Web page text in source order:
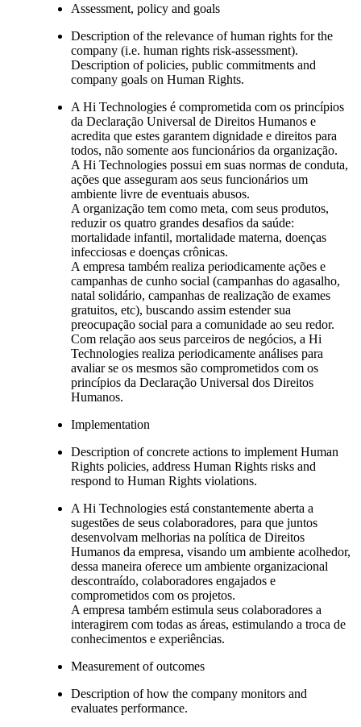
Assessment, policy and goals
Description of the relevance of human rights for the
company (i.e. human rights risk-assessment).
Description of policies, public commitments and
company goals on Human Rights.
A Hi Technologies é comprometida com os princípios
da Declaração Universal de Direitos Humanos e
acredita que estes garantem dignidade e direitos para
todos, não somente aos funcionários da organização.
A Hi Technologies possui em suas normas de conduta,
ações que asseguram aos seus funcionários um
ambiente livre de eventuais abusos.
A organização tem como meta, com seus produtos,
reduzir os quatro grandes desafios da saúde:
mortalidade infantil, mortalidade materna, doenças
infecciosas e doenças crônicas.
A empresa também realiza periodicamente ações e
campanhas de cunho social (campanhas do agasalho,
natal solidário, campanhas de realização de exames
gratuitos, etc), buscando assim estender sua
preocupação social para a comunidade ao seu redor.
Com relação aos seus parceiros de negócios, a Hi
Technologies realiza periodicamente análises para
avaliar se os mesmos são comprometidos com os
princípios da Declaração Universal dos Direitos
Humanos.
Implementation
Description of concrete actions to implement Human
Rights policies, address Human Rights risks and
respond to Human Rights violations.
A Hi Technologies está constantemente aberta a
sugestões de seus colaboradores, para que juntos
desenvolvam melhorias na política de Direitos
Humanos da empresa, visando um ambiente acolhedor,
dessa maneira oferece um ambiente organizacional
descontraído, colaboradores engajados e
comprometidos com os projetos.
A empresa também estimula seus colaboradores a
interagirem com todas as áreas, estimulando a troca de
conhecimentos e experiências.
Measurement of outcomes
Description of how the company monitors and
evaluates performance.